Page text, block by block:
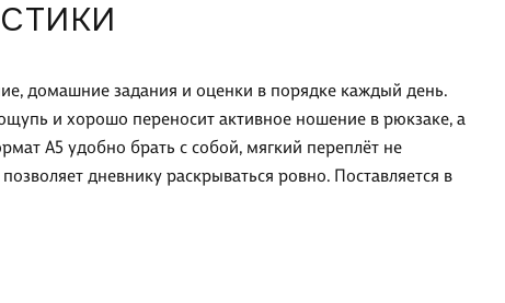
домашние задания и оценки в порядке каждый день.
и хорошо переносит активное ношение в рюкзаке, а
А5 удобно брать с собой, мягкий переплёт не
дневнику раскрываться ровно. Поставляется в